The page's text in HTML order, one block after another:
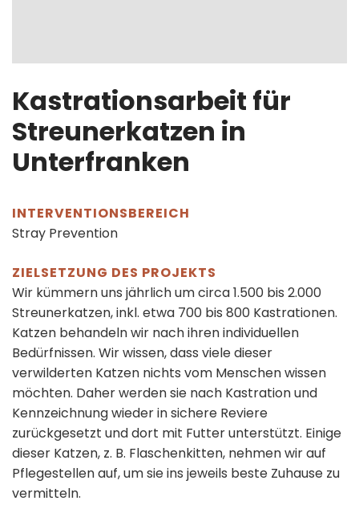
Kastrationsarbeit für
Streunerkatzen in
Unterfranken
INTERVENTIONSBEREICH
Stray Prevention
ZIELSETZUNG DES PROJEKTS
Wir kümmern uns jährlich um circa 1.500 bis 2.000
Streunerkatzen, inkl. etwa 700 bis 800 Kastrationen.
Katzen behandeln wir nach ihren individuellen
Bedürfnissen. Wir wissen, dass viele dieser
verwilderten Katzen nichts vom Menschen wissen
möchten. Daher werden sie nach Kastration und
Kennzeichnung wieder in sichere Reviere
zurückgesetzt und dort mit Futter unterstützt. Einige
dieser Katzen, z. B. Flaschenkitten, nehmen wir auf
Pflegestellen auf, um sie ins jeweils beste Zuhause zu
vermitteln.